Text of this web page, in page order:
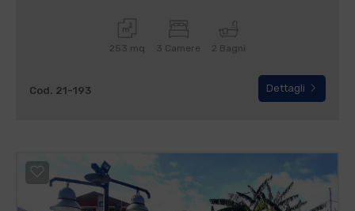
253 mq 3 Camere 2 Bagni
Cod. 21-193 Dettagli